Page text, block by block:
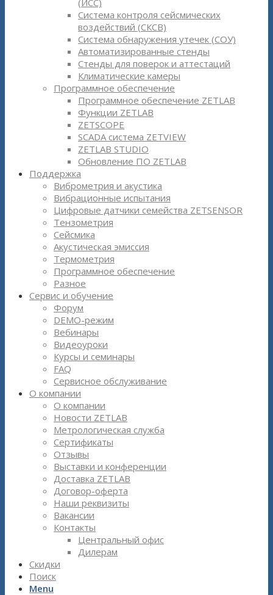
(ИСС)
Система контроля сейсмических
воздействий (СКСВ)
Система обнаружения утечек (СОУ)
Автоматизированные стенды
Стенды для поверок и аттестаций
Климатические камеры
Программное обеспечение
Программное обеспечение ZETLAB
Функции ZETLAB
ZETSCOPE
SCADA система ZETVIEW
ZETLAB STUDIO
Обновление ПО ZETLAB
Поддержка
Виброметрия и акустика
Вибрационные испытания
Цифровые датчики семейства ZETSENSOR
Тензометрия
Сейсмика
Акустическая эмиссия
Термометрия
Программное обеспечение
Разное
Сервис и обучение
Форум
DEMO-режим
Вебинары
Видеоуроки
Курсы и семинары
FAQ
Сервисное обслуживание
О компании
О компании
Новости ZETLAB
Метрологическая служба
Сертификаты
Отзывы
Выставки и конференции
Доставка ZETLAB
Договор-оферта
Наши реквизиты
Вакансии
Контакты
Центральный офис
Дилерам
Скидки
Поиск
Menu